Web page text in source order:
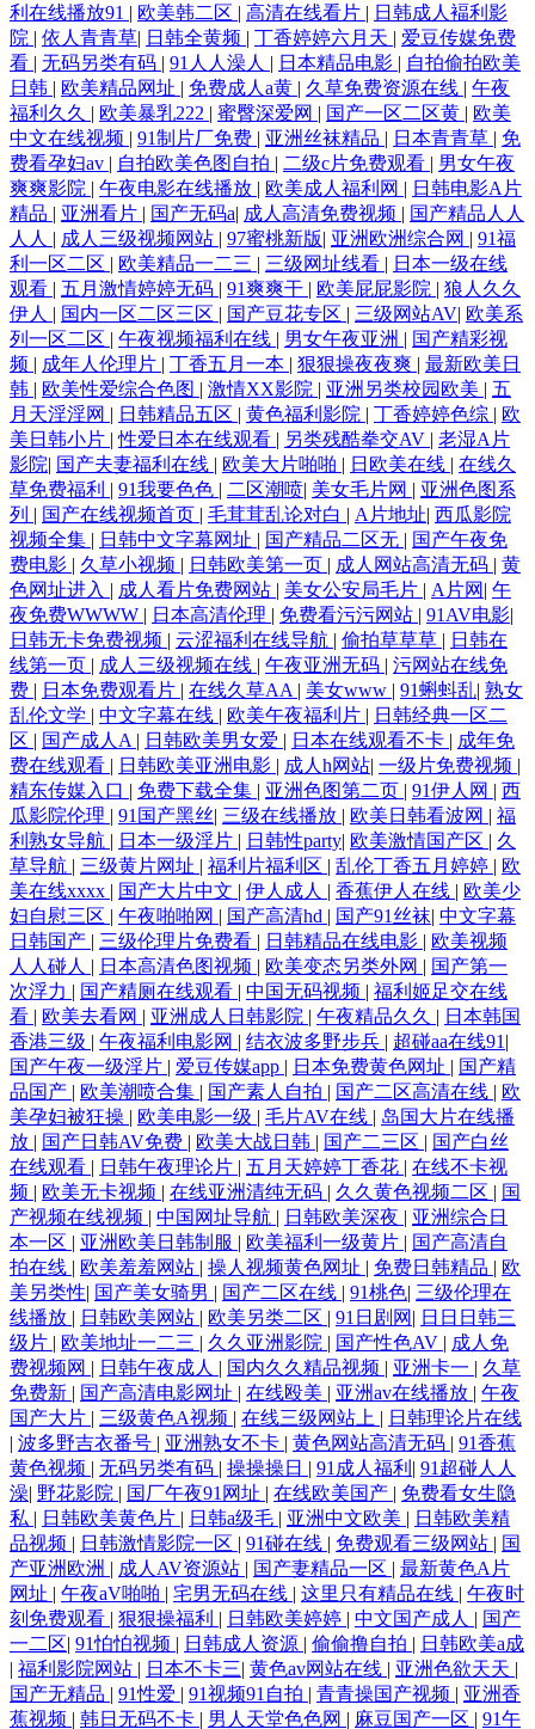
利在线播放91 | 欧美韩二区 | 高清在线看片 | 日韩成人褔利影
院 | 依人青青草| 日韩全黄频 | 丁香婷婷六月天 | 爱豆传媒免费
看 | 无码另类有码 | 91人人澡人 | 日本精品电影 | 自拍偷拍欧美
日韩 | 欧美精品网址 | 免费成人a黄 | 久草免费资源在线 | 午夜
福利久久 | 欧美暴乳222 | 蜜臀深爱网 | 国产一区二区黄 | 欧美
中文在线视频 | 91制片厂免费 | 亚洲丝袜精品 | 日本青青草 | 免
费看孕妇av | 自拍欧美色图自拍 | 二级c片免费观看 | 男女午夜
爽爽影院 | 午夜电影在线播放 | 欧美成人福利网 | 日韩电影A片
精品 | 亚洲看片 | 国产无码a| 成人高清免费视频 | 国产精品人人
人人 | 成人三级视频网站 | 97蜜桃新版| 亚洲欧洲综合网 | 91福
利一区二区 | 欧美精品一二三 | 三级网址线看 | 日本一级在线
观看 | 五月激情婷婷无码 | 91爽爽干 | 欧美屁屁影院 | 狼人久久
伊人 | 国内一区二区三区 | 国产豆花专区 | 三级网站AV| 欧美系
列一区二区 | 午夜视频福利在线 | 男女午夜亚洲 | 国产精彩视
频 | 成年人伦理片 | 丁香五月一本 | 狠狠操夜夜爽 | 最新欧美日
韩 | 欧美性爱综合色图 | 激情XX影院 | 亚洲另类校园欧美 | 五
月天淫淫网 | 日韩精品五区 | 黄色福利影院 | 丁香婷婷色综 | 欧
美日韩小片 |性爱日本在线观看 | 另类残酷拳交AV | 老湿A片
影院| 国产夫妻福利在线 | 欧美大片啪啪 | 日欧美在线 | 在线久
草免费福利 | 91我要色色 | 二区潮喷| 美女毛片网 | 亚洲色图系
列 | 国产在线视频首页 | 毛茸茸乱论对白 | A片地址| 西瓜影院
视频全集 | 日韩中文字幕网址 | 国产精品二区无 | 国产午夜免
费电影 | 久草小视频 | 日韩欧美第一页 | 成人网站高清无码 | 黄
色网址进入 | 成人看片免费网站 | 美女公安局毛片 | A片网 | 午
夜免费WWWW | 日本高清伦理 | 免费看污污网站 | 91AV电影|
日韩无卡免费视频 | 云涩福利在线导航 | 偷拍草草草 | 日韩在
线第一页 | 成人三级视频在线 | 午夜亚洲无码 | 污网站在线免
费 | 日本免费观看片 | 在线久草AA | 美女www | 91蝌蚪乱| 熟女
乱伦文学 | 中文字幕在线 | 欧美午夜福利片 | 日韩经典一区二
区 | 国产成人A | 日韩欧美男女爱 | 日本在线观看不卡 | 成年免
费在线观看 | 日韩欧美亚洲电影 | 成人h网站| 一级片免费视频 |
精东传媒入口 | 免费下载全集 | 亚洲色图第二页 | 91伊人网 | 西
瓜影院伦理 | 91国产黑丝| 三级在线播放 | 欧美日韩看波网 | 福
利熟女导航 | 日本一级淫片 | 日韩性party| 欧美激情国产区 | 久
草导航 | 三级黄片网址 | 福利片福利区 | 乱伦丁香五月婷婷 | 欧
美在线xxxx | 国产大片中文 | 伊人成人 | 香蕉伊人在线 | 欧美少
妇自慰三区 | 午夜啪啪网 | 国产高清hd | 国产91丝袜| 中文字幕
日韩国产 | 三级伦理片免费看 | 日韩精品在线电影 | 欧美视频
人人碰人 | 日本高清色图视频 | 欧美变态另类外网 | 国产第一
次浮力 | 国产精厕在线观看 | 中国无码视频 | 福利姬足交在线
看 | 欧美去看网 | 亚洲成人日韩影院 | 午夜精品久久 | 日本韩国
香港三级 | 午夜福利电影网 | 结衣波多野步兵 | 超碰aa在线91 |
国产午夜一级淫片 | 爱豆传媒app | 日本免费黄色网址 | 国产精
品国产 | 欧美潮喷合集 | 国产素人自拍 | 国产二区高清在线 | 欧
美孕妇被狂操 | 欧美电影一级 | 毛片AV在线 | 岛国大片在线播
放 | 国产日韩AV免费 | 欧美大战日韩 | 国产二三区 | 国产白丝
在线观看 | 日韩午夜理论片 | 五月天婷婷丁香花 | 在线不卡视
频 | 欧美无卡视频 | 在线亚洲清纯无码 | 久久黄色视频二区 | 国
产视频在线视频 | 中国网址导航 | 日韩欧美深夜 | 亚洲综合日
本一区 | 亚洲欧美日韩制服 | 欧美福利一级黄片 | 国产高清自
拍在线 | 欧美羞羞网站 | 操人视频黄色网址 | 免费日韩精品 | 欧
美另类性| 国产美女骑男 | 国产二区在线 | 91桃色| 三级伦理在
线播放 | 日韩欧美网站 | 欧美另类二区 | 91日剧网 | 日日日韩三
级片 | 欧美地址一二三 | 久久亚洲影院 | 国产性色AV | 成人免
费视频网 | 日韩午夜成人 | 国内久久精品视频 | 亚洲卡一 | 久草
免费新 | 国产高清电影网址 | 在线殴美 | 亚洲av在线播放 | 午夜
国产大片 | 三级黄色A视频 | 在线三级网站上 | 日韩理论片在线
| 波多野吉衣番号 | 亚洲熟女不卡 | 黄色网站高清无码 | 91香蕉
黄色视频 | 无码另类有码 | 操操操日 | 91成人福利 | 91超碰人人
澡| 野花影院 | 国厂午夜91网址 | 在线欧美国产 | 免费看女生隐
私 | 日韩欧美黄色片 | 日韩a级毛 | 亚洲中文欧美 | 日韩欧美精
品视频 | 日韩激情影院一区 | 91碰在线 | 免费观看三级网站 | 国
产亚洲欧洲 | 成人AV资源站 | 国产妻精品一区 | 最新黄色A片
网址 | 午夜aV啪啪 | 宅男无码在线 | 这里只有精品在线 | 午夜时
刻免费观看 | 狠狠操福利 | 日韩欧美婷婷 | 中文国产成人 | 国产
一二区| 91怕怕视频 | 日韩成人资源 | 偷偷撸自拍 | 日韩欧美a成
| 福利影院网站 | 日本不卡三| 黄色av网站在线 | 亚洲色欲天天 |
国产无精品 | 91性爱 | 91视频91自拍 | 青青操国产视频 | 亚洲香
蕉视频 | 韩日无码不卡 | 男人天堂色色网 | 麻豆国产一区 | 91午